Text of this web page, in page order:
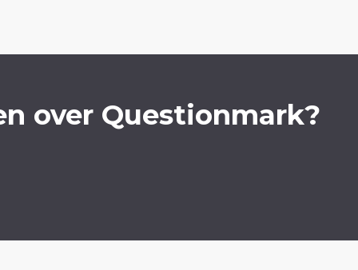
over Questionmark?